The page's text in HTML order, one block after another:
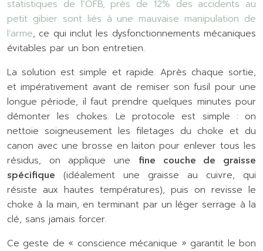
statistiques de l’OFB, près de 12% des accidents au
petit gibier sont liés à une mauvaise manipulation de
l’arme, ce qui inclut les dysfonctionnements mécaniques
évitables par un bon entretien.
La solution est simple et rapide. Après chaque sortie,
et impérativement avant de remiser son fusil pour une
longue période, il faut prendre quelques minutes pour
démonter les chokes. Le protocole est simple : on
nettoie soigneusement les filetages du choke et du
canon avec une brosse en laiton pour enlever tous les
résidus, on applique une fine couche de graisse
spécifique (idéalement une graisse au cuivre, qui
résiste aux hautes températures), puis on revisse le
choke à la main, en terminant par un léger serrage à la
clé, sans jamais forcer.
Ce geste de « conscience mécanique » garantit le bon